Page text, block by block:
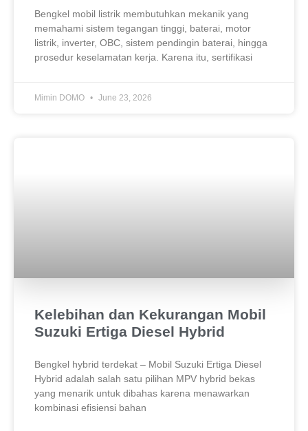
Bengkel mobil listrik membutuhkan mekanik yang
memahami sistem tegangan tinggi, baterai, motor
listrik, inverter, OBC, sistem pendingin baterai, hingga
prosedur keselamatan kerja. Karena itu, sertifikasi
Mimin DOMO June 23, 2026
Kelebihan dan Kekurangan Mobil
Suzuki Ertiga Diesel Hybrid
Bengkel hybrid terdekat – Mobil Suzuki Ertiga Diesel
Hybrid adalah salah satu pilihan MPV hybrid bekas
yang menarik untuk dibahas karena menawarkan
kombinasi efisiensi bahan